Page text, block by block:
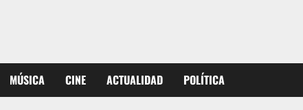
MÚSICA CINE ACTUALIDAD POLÍTICA